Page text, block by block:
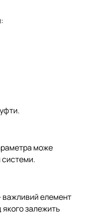
може
системи.
важливий елемент
залежить